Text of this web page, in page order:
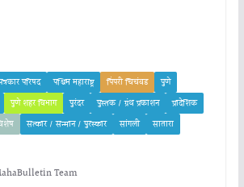
परिषद पश्चिम महाराष्ट्र पिंपरी चिचंवड
पुणे
पुणे शहर विभाग पुरंदर पुस्तक / ग्रंथ प्रकाशन
प्रादेशिक
सत्कार / सन्मान / पुरस्कार सांगली
सातारा
Team